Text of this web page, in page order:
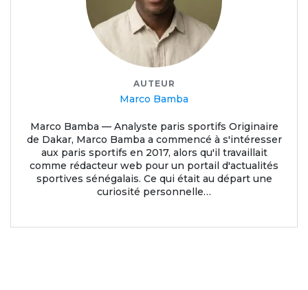
AUTEUR
Marco Bamba
Marco Bamba — Analyste paris sportifs Originaire
de Dakar, Marco Bamba a commencé à s'intéresser
aux paris sportifs en 2017, alors qu'il travaillait
comme rédacteur web pour un portail d'actualités
sportives sénégalais. Ce qui était au départ une
curiosité personnelle…